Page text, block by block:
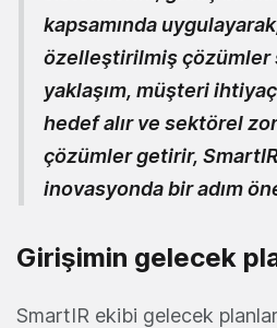
kapsamında
özelleştirilmiş çözümler
yaklaşım, müşteri
hedef alır ve sektörel
çözümler getirir,
inovasyonda bir adım
Girişimin gelecek
SmartIR ekibi gelecek